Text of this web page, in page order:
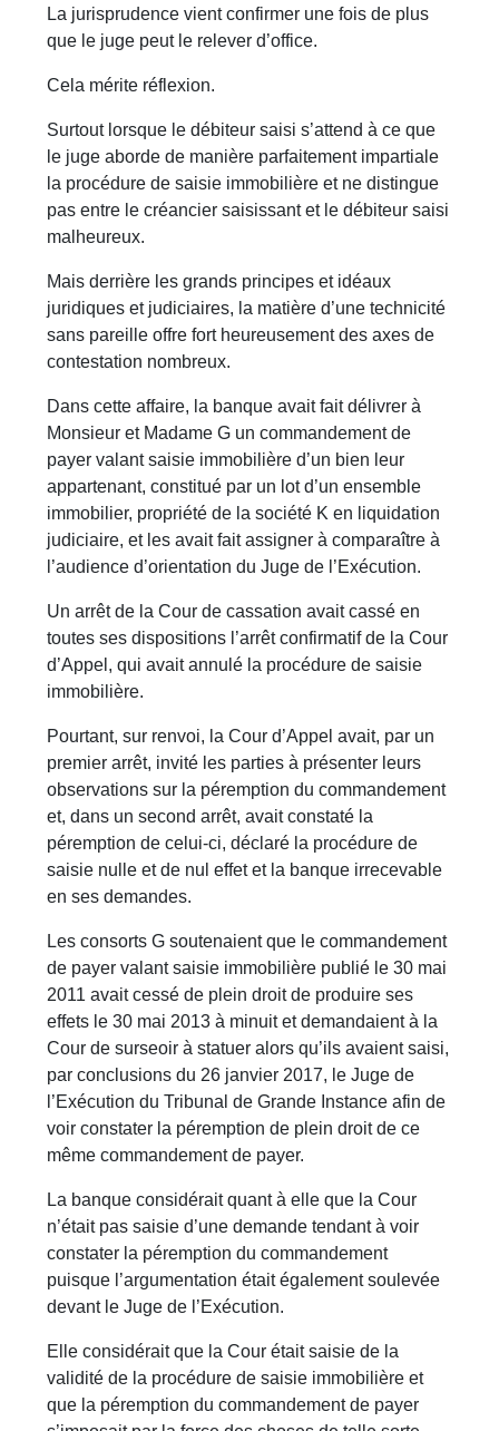
La jurisprudence vient confirmer une fois de plus
que le juge peut le relever d’office.
Cela mérite réflexion.
Surtout lorsque le débiteur saisi s’attend à ce que
le juge aborde de manière parfaitement impartiale
la procédure de saisie immobilière et ne distingue
pas entre le créancier saisissant et le débiteur saisi
malheureux.
Mais derrière les grands principes et idéaux
juridiques et judiciaires, la matière d’une technicité
sans pareille offre fort heureusement des axes de
contestation nombreux.
Dans cette affaire, la banque avait fait délivrer à
Monsieur et Madame G un commandement de
payer valant saisie immobilière d’un bien leur
appartenant, constitué par un lot d’un ensemble
immobilier, propriété de la société K en liquidation
judiciaire, et les avait fait assigner à comparaître à
l’audience d’orientation du Juge de l’Exécution.
Un arrêt de la Cour de cassation avait cassé en
toutes ses dispositions l’arrêt confirmatif de la Cour
d’Appel, qui avait annulé la procédure de saisie
immobilière.
Pourtant, sur renvoi, la Cour d’Appel avait, par un
premier arrêt, invité les parties à présenter leurs
observations sur la péremption du commandement
et, dans un second arrêt, avait constaté la
péremption de celui-ci, déclaré la procédure de
saisie nulle et de nul effet et la banque irrecevable
en ses demandes.
Les consorts G soutenaient que le commandement
de payer valant saisie immobilière publié le 30 mai
2011 avait cessé de plein droit de produire ses
effets le 30 mai 2013 à minuit et demandaient à la
Cour de surseoir à statuer alors qu’ils avaient saisi,
par conclusions du 26 janvier 2017, le Juge de
l’Exécution du Tribunal de Grande Instance afin de
voir constater la péremption de plein droit de ce
même commandement de payer.
La banque considérait quant à elle que la Cour
n’était pas saisie d’une demande tendant à voir
constater la péremption du commandement
puisque l’argumentation était également soulevée
devant le Juge de l’Exécution.
Elle considérait que la Cour était saisie de la
validité de la procédure de saisie immobilière et
que la péremption du commandement de payer